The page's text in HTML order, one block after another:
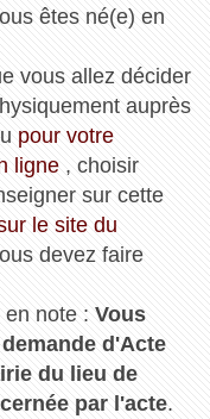
êtes né(e) en
vous allez décider
auprès
pour votre
ligne, choisir
sur cette
le site du
devez faire
note : Vous
d'Acte
du lieu de
par l'acte.